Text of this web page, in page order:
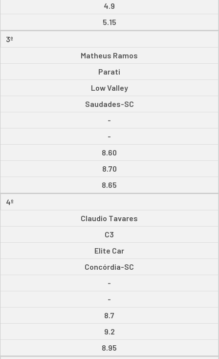
4.9
5.15
3º
Matheus Ramos
Parati
Low Valley
Saudades-SC
-
-
8.60
8.70
8.65
4º
Claudio Tavares
C3
Elite Car
Concórdia-SC
-
-
8.7
9.2
8.95